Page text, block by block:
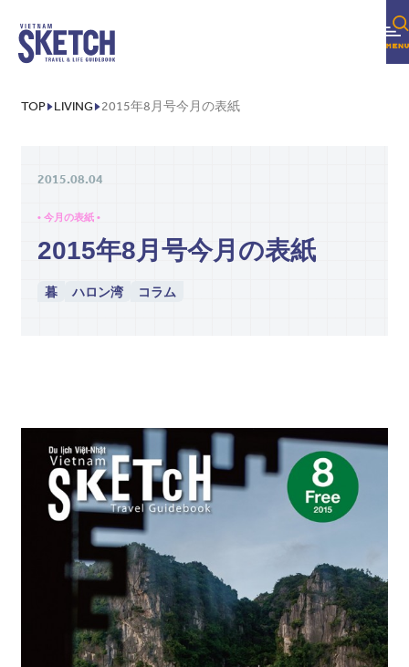
EDITOR'S PICK
FEATURE
SERIES
TOP LIVING 2015年8月号今月の表紙
2015.08.04
• 今月の表紙 •
2015年8月号今月の表紙
暮 ハロン湾 コラム